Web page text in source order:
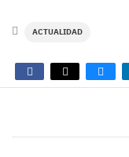
ACTUALIDAD